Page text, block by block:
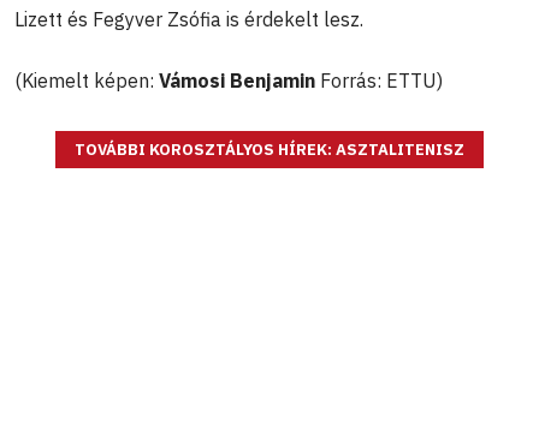
Lizett és Fegyver Zsófia is érdekelt lesz.
(Kiemelt képen: Vámosi Benjamin Forrás: ETTU)
TOVÁBBI KOROSZTÁLYOS HÍREK: ASZTALITENISZ